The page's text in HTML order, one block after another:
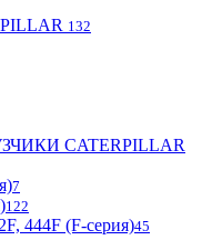
132
CATERPILLAR
7
122
444F (F-серия)45